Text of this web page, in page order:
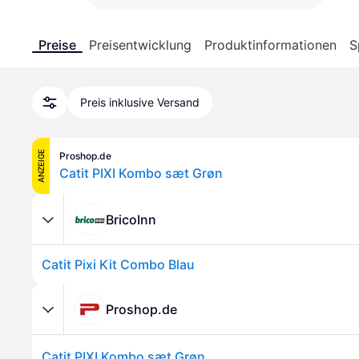
Preise Preisentwicklung Produktinformationen
Preis inklusive Versand
ANZEIGE Proshop.de
Catit PIXI Kombo sæt Grøn
BricoInn
Catit Pixi Kit Combo Blau
Proshop.de